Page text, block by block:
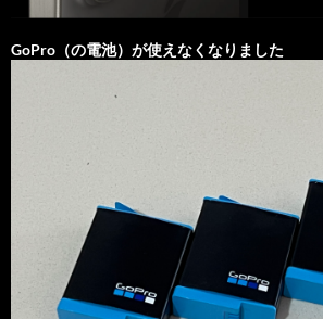
GoPro（の電池）が使えなくなりました